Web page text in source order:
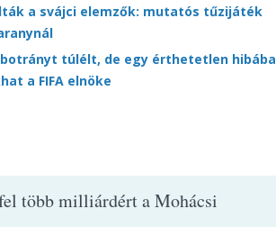
a svájci elemzők: mutatós tűzijáték
túlélt, de egy érthetetlen hibába
a FIFA elnöke
több milliárdért a Mohácsi